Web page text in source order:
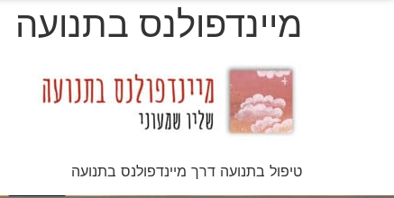
מיינדפולנס בתנועה
טיפול בתנועה דרך מיינדפולנס בתנועה